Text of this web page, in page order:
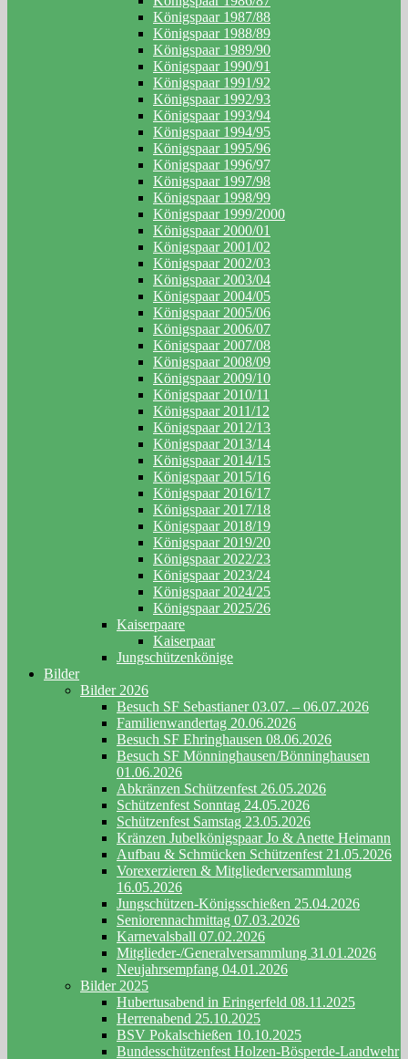
Königspaar 1987/88
Königspaar 1988/89
Königspaar 1989/90
Königspaar 1990/91
Königspaar 1991/92
Königspaar 1992/93
Königspaar 1993/94
Königspaar 1994/95
Königspaar 1995/96
Königspaar 1996/97
Königspaar 1997/98
Königspaar 1998/99
Königspaar 1999/2000
Königspaar 2000/01
Königspaar 2001/02
Königspaar 2002/03
Königspaar 2003/04
Königspaar 2004/05
Königspaar 2005/06
Königspaar 2006/07
Königspaar 2007/08
Königspaar 2008/09
Königspaar 2009/10
Königspaar 2010/11
Königspaar 2011/12
Königspaar 2012/13
Königspaar 2013/14
Königspaar 2014/15
Königspaar 2015/16
Königspaar 2016/17
Königspaar 2017/18
Königspaar 2018/19
Königspaar 2019/20
Königspaar 2022/23
Königspaar 2023/24
Königspaar 2024/25
Königspaar 2025/26
Kaiserpaare
Kaiserpaar
Jungschützenkönige
Bilder
Bilder 2026
Besuch SF Sebastianer 03.07. – 06.07.2026
Familienwandertag 20.06.2026
Besuch SF Ehringhausen 08.06.2026
Besuch SF Mönninghausen/Bönninghausen
01.06.2026
Abkränzen Schützenfest 26.05.2026
Schützenfest Sonntag 24.05.2026
Schützenfest Samstag 23.05.2026
Kränzen Jubelkönigspaar Jo & Anette Heimann
Aufbau & Schmücken Schützenfest 21.05.2026
Vorexerzieren & Mitgliederversammlung
16.05.2026
Jungschützen-Königsschießen 25.04.2026
Seniorennachmittag 07.03.2026
Karnevalsball 07.02.2026
Mitglieder-/Generalversammlung 31.01.2026
Neujahrsempfang 04.01.2026
Bilder 2025
Hubertusabend in Eringerfeld 08.11.2025
Herrenabend 25.10.2025
BSV Pokalschießen 10.10.2025
Bundesschützenfest Holzen-Bösperde-Landwehr